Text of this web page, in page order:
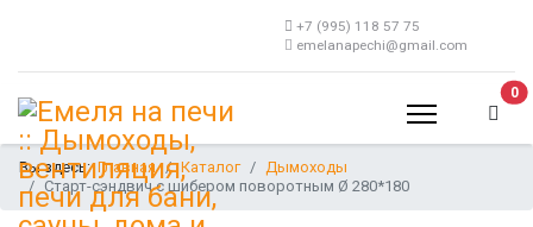
+7 (995) 118 57 75
emelanapechi@gmail.com
0В
Вы здесь:Главная Каталог
Дымоходы
Старт-сэндвич c шибером поворотным Ø 280*180